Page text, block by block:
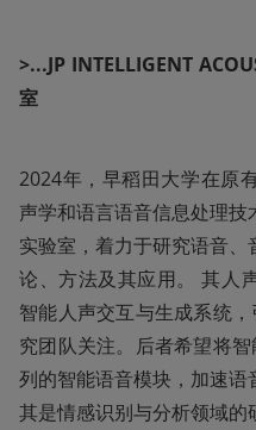
>...JP INTELLIGENT
室
2024年，早稻田大学在原
声学和语言语音信息处理
实验室，着力于研究语音
论、方法及其应用。 其
智能人声交互与生成系统
究团队关注。后者希望将
列的智能语音模块，加速
其是情感识别与分析领域